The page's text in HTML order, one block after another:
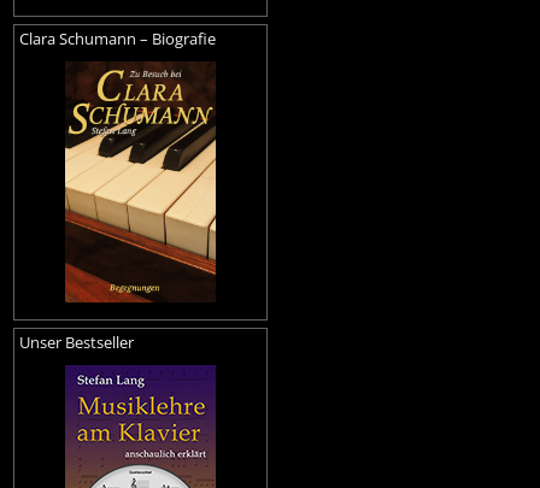
Clara Schumann – Biografie
Unser Bestseller